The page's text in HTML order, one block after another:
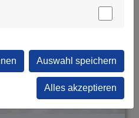
Auswahl speichern
Alles akzeptieren